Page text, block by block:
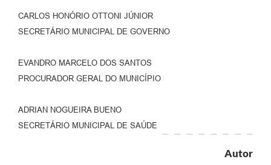
CARLOS HONÓRIO OTTONI JÚNIOR
SECRETÁRIO MUNICIPAL DE GOVERNO
EVANDRO MARCELO DOS SANTOS
PROCURADOR GERAL DO MUNICÍPIO
ADRIAN NOGUEIRA BUENO
SECRETÁRIO MUNICIPAL DE SAÚDE
Autor